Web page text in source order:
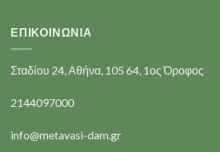
ΕΠΙΚΟΙΝΩΝΊΑ
Σταδίου 24, Αθήνα, 105 64, 1ος Όροφος
2144097000
info@metavasi-dam.gr